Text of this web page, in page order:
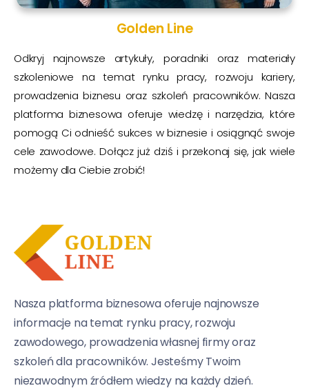
Golden Line
Odkryj najnowsze artykuły, poradniki oraz materiały
szkoleniowe na temat rynku pracy, rozwoju kariery,
prowadzenia biznesu oraz szkoleń pracowników. Nasza
platforma biznesowa oferuje wiedzę i narzędzia, które
pomogą Ci odnieść sukces w biznesie i osiągnąć swoje
cele zawodowe. Dołącz już dziś i przekonaj się, jak wiele
możemy dla Ciebie zrobić!
Nasza platforma biznesowa oferuje najnowsze
informacje na temat rynku pracy, rozwoju
zawodowego, prowadzenia własnej firmy oraz
szkoleń dla pracowników. Jesteśmy Twoim
niezawodnym źródłem wiedzy na każdy dzień.